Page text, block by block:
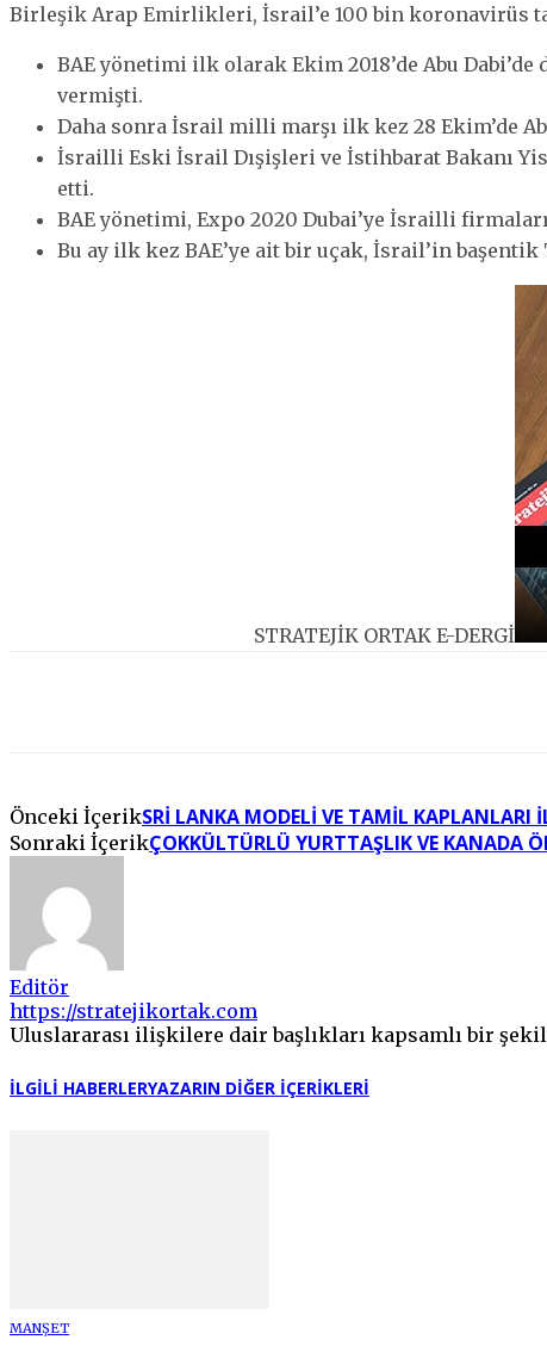
Birleşik Arap Emirlikleri, İsrail’e 100 bin koronavirüs
BAE yönetimi ilk olarak Ekim 2018’de Abu
vermişti.
Daha sonra İsrail milli marşı ilk kez 28 Ekim’de
İsrailli Eski İsrail Dışişleri ve İstihbarat Bakanı
etti.
BAE yönetimi, Expo 2020 Dubai’ye İsrailli
Bu ay ilk kez BAE’ye ait bir uçak, İsrail’in
STRATEJİK ORTAK E-DERGİ
Önceki İçerikSRI LANKA MODELI VE TAMIL KAPLANLARI
Sonraki İçerikÇOKKÜLTÜRLÜ YURTTAŞLIK VE KANADA
Editör
https://stratejikortak.com
Uluslararası ilişkilere dair başlıkları kapsamlı bir
İLGILI HABERLERYAZARIN DIĞER İÇERIKLERI
MANŞET